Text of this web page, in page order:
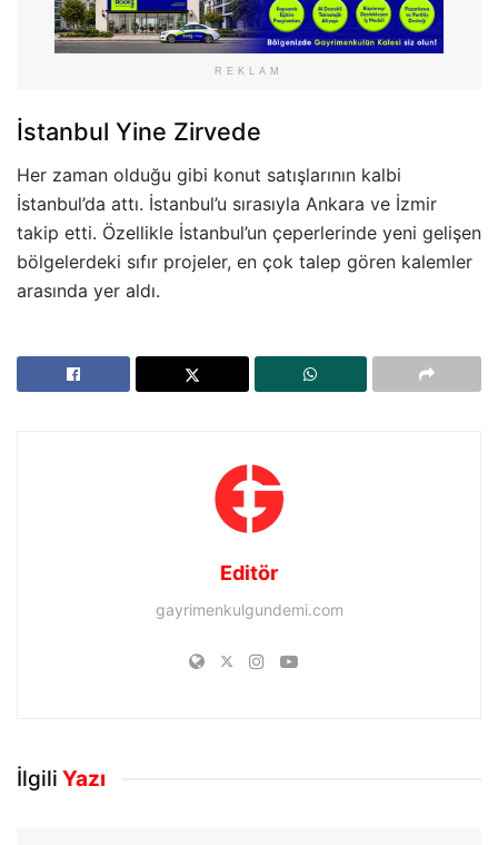
REKLAM
İstanbul Yine Zirvede
Her zaman olduğu gibi konut satışlarının kalbi
İstanbul’da attı. İstanbul’u sırasıyla Ankara ve İzmir
takip etti. Özellikle İstanbul’un çeperlerinde yeni gelişen
bölgelerdeki sıfır projeler, en çok talep gören kalemler
arasında yer aldı.
Editör
gayrimenkulgundemi.com
İlgili Yazı